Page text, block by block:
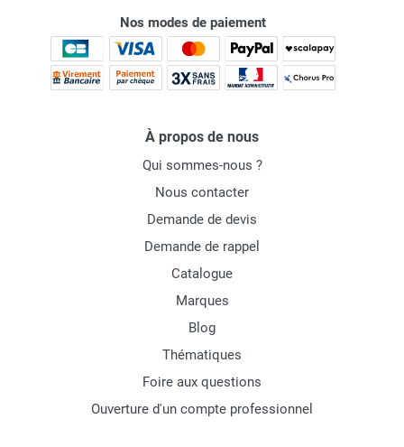
Nos modes de paiement
À propos de nous
Qui sommes-nous ?
Nous contacter
Demande de devis
Demande de rappel
Catalogue
Marques
Blog
Thématiques
Foire aux questions
Ouverture d'un compte professionnel